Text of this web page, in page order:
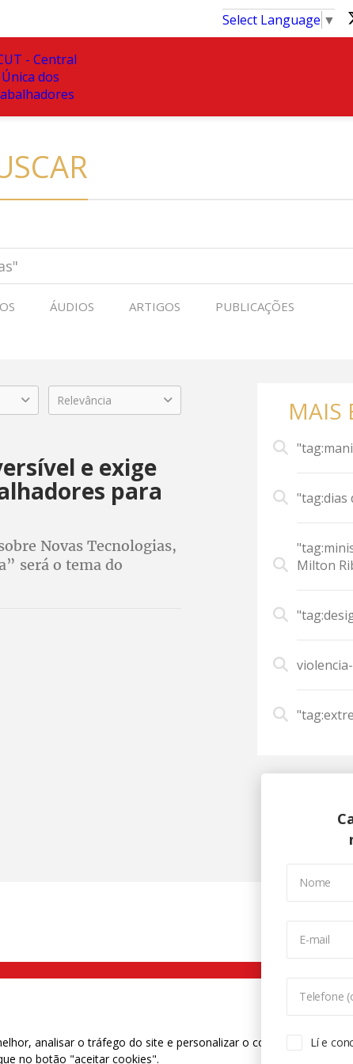
Select Language ▼
ÁUDIOS ARTIGOS PUBLICAÇÕES
Relevância
e exige
para
Novas Tecnologias,
será o tema do
MAIS
"tag:dias
Milton
Nome
E-mail
Telefone
Lí e
2108 9200 - Fax (11) 2108 9310
analisar o tráfego do site e personalizar o conteúdo. Para
no botão "aceitar cookies".